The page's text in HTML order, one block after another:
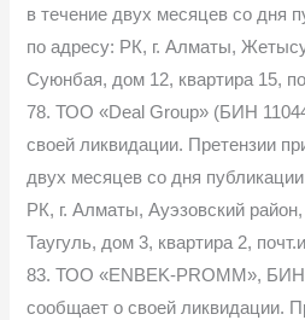
в течение двух месяцев со дня
по адресу: РК, г. Алматы,
Суюнбая, дом 12, квартира 15,
78. ТОО «Deal Group» (БИН
своей ликвидации. Претензии
двух месяцев со дня
РК, г. Алматы, Ауэзовский
Таугуль, дом 3, квартира 2,
83. ТОО «ENBEK-PROMM», БИН
сообщает о своей ликвидации.